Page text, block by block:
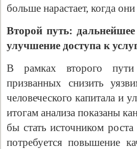
больше нарастает, когда
Второй путь: дальнейшее
улучшение доступа к
В рамках второго пути
призванных снизить
человеческого капитала и
итогам анализа показаны
бы стать источником
потребуется повышение